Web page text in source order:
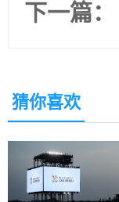
下一篇：
猜你喜欢